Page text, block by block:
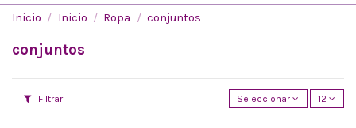
Inicio Inicio Ropa conjuntos
conjuntos
Filtrar Seleccionar 12